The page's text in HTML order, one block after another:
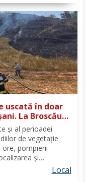
uscată în doar
La Broscăuți
și al perioadei
de vegetație
ore, pompierii
și
uscată,
–...
Local